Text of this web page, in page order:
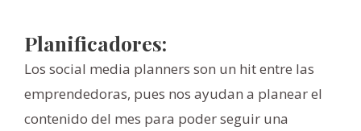
Planificadores:
Los social media planners son un hit entre las
emprendedoras, pues nos ayudan a planear el
contenido del mes para poder seguir una